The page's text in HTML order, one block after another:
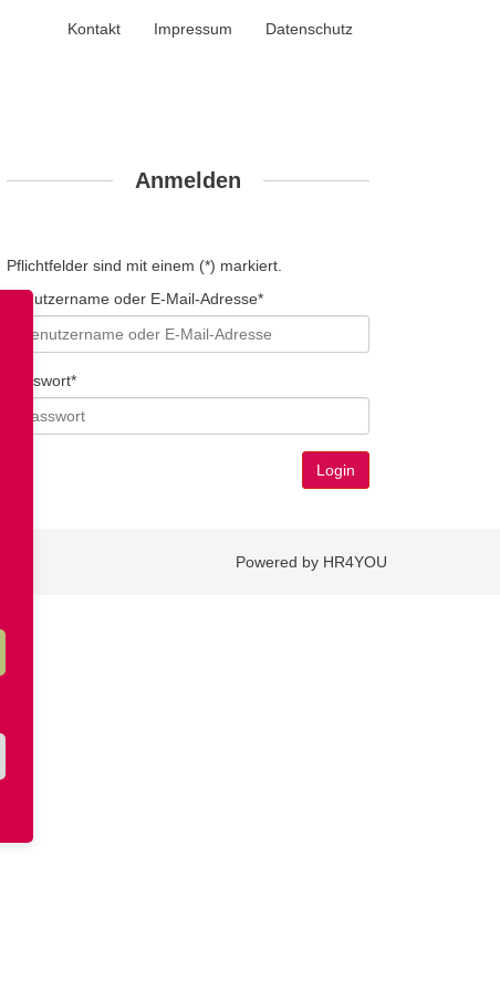
Kontakt Impressum Datenschutz
Anmelden
Pflichtfelder sind mit einem (*) markiert.
Benutzername oder E-Mail-Adresse*
Passwort*
Powered by HR4YOU